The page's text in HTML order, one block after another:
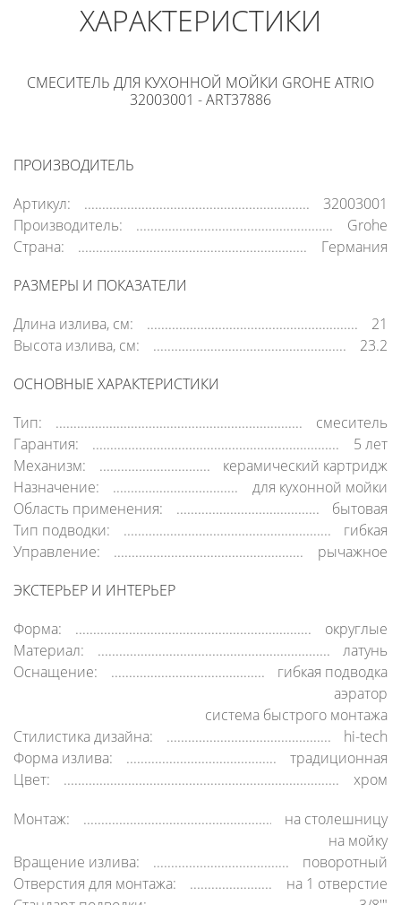
ХАРАКТЕРИСТИКИ
СМЕСИТЕЛЬ ДЛЯ КУХОННОЙ МОЙКИ GROHE ATRIO
32003001 - ART37886
ПРОИЗВОДИТЕЛЬ
Артикул:
32003001
Производитель:
Grohe
Страна:
Германия
РАЗМЕРЫ И ПОКАЗАТЕЛИ
Длина излива, см:
21
Высота излива, см:
23.2
ОСНОВНЫЕ ХАРАКТЕРИСТИКИ
Тип:
смеситель
Гарантия:
5 лет
Механизм:
керамический картридж
Назначение:
для кухонной мойки
Область применения:
бытовая
Тип подводки:
гибкая
Управление:
рычажное
ЭКСТЕРЬЕР И ИНТЕРЬЕР
Форма:
округлые
Материал:
латунь
Оснащение:
гибкая подводка
аэратор
система быстрого монтажа
Стилистика дизайна:
hi-tech
Форма излива:
традиционная
Цвет:
хром
Монтаж:
на столешницу
на мойку
Вращение излива:
поворотный
Отверстия для монтажа:
на 1 отверстие